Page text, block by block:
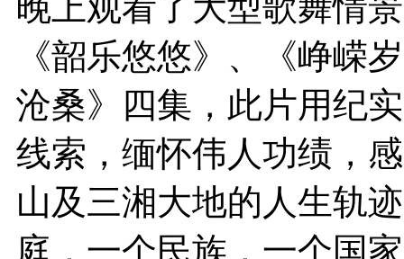
《韶乐悠悠》、《峥嵘
沧桑》四集，此片用纪
线索，缅怀伟人功绩，
山及三湘大地的人生轨
庭，一个民族，一个国